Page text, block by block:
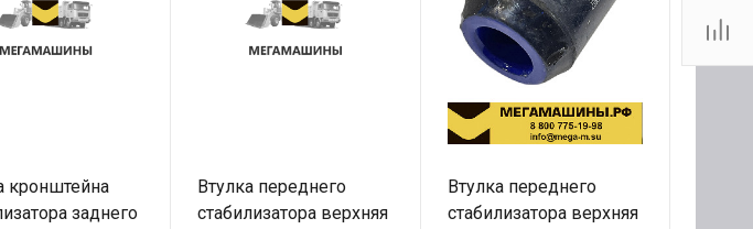
кронштейна
заднего
Втулка переднего
стабилизатора верхняя
Втулка переднего
стабилизатора верхняя